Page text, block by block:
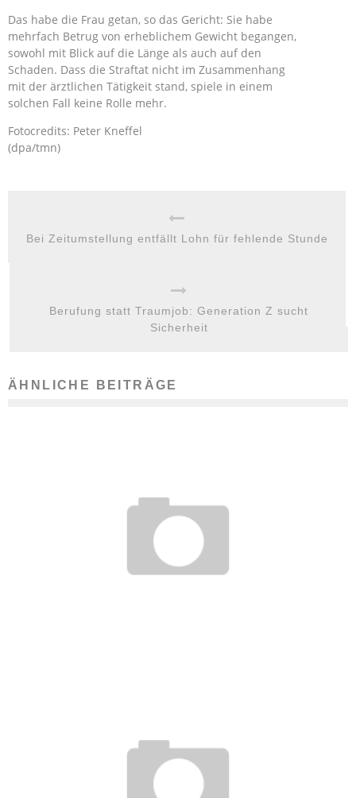
Das habe die Frau getan, so das Gericht: Sie habe
mehrfach Betrug von erheblichem Gewicht begangen,
sowohl mit Blick auf die Länge als auch auf den
Schaden. Dass die Straftat nicht im Zusammenhang
mit der ärztlichen Tätigkeit stand, spiele in einem
solchen Fall keine Rolle mehr.
Fotocredits: Peter Kneffel
(dpa/tmn)
Bei Zeitumstellung entfällt Lohn für fehlende Stunde
Berufung statt Traumjob: Generation Z sucht
Sicherheit
ÄHNLICHE BEITRÄGE